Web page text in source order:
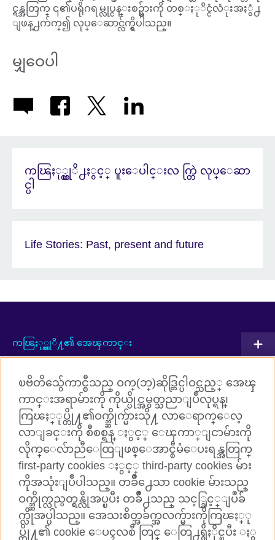
င္ရန္အတြက္ ၎၏ပရိုဂရမ္လုပ္ငန္းစဥ္မ်ားကို တစ္ႏုိင္ငံလံုးအႏွံ႕
ျဖန္႕က်က္၍ လုပ္ေဆာင္လ်က္ရွိပါသည္။
မျှဝေပါ
ကၽြႏု္ပ္တုိ႕ႏွင့္ ပူးေပါင္းလ က္တြဲ လုပ္ေဆာ
င္ပါ
Life Stories: Past, present and future
ကၽြႏု္ပ္တုိ႔၏ အေၾကာင္း
အဂၤလိပ္ဘာသာစကားသင္ၾကားျခင္း
ကြၽႏ္ုပ္တို႔ႏွင့္ ခ်ိတ္ဆက္ပါ
Facebook TikTok
British Council Global
ၿဗိတိသွ်ေကာင္စီသည္ ဝက္(ဘ္)ဆိုဒ္တြင္ပါဝင္သည့္ အေၾ
ကာင္းအရာမ်ားကို ကိုယ္ပိုင္အမွတ္သညာျပဳလုပ္ရန္၊
ကြၽႏ္ုပ္တို႔၏ဝက္ဘ္ဆိုက္မ်ားသို႔ လာေရာက္ေလ့
လာျခင္းကို စီစစ္ရန္ ႏွင့္ ေၾကာ္ျငာမ်ားကို
လိုက္ေလ်ာညီေထြျဖစ္ေအာင္စီမံေပးရန္အတြက္
first-party cookies ႏွင့္ third-party cookies မ်ား
ကိုအသုံးျပဳပါသည္။ တခ်ိဳ႕ေသာ cookie မ်ားသည္
ဝက္ဘ္ဆိုက္လည္ပတ္ရန္လိုအပ္ၿပီး တခ်ိဳ႕သည္ သင့္ခြင့္ျပဳခ်
က္လိုအပ္ပါသည္။ အေသးစိတ္အခ်က္အလက္မ်ားကိုကြၽႏ္ု
ပ္တို႔၏ cookie ေပၚလစီ တြင္ ေတြ႕ရွိႏိုင္ၿပီး ႏွ